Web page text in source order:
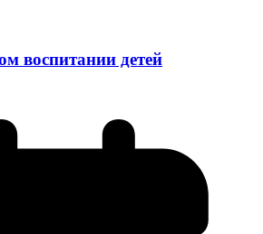
воспитании детей